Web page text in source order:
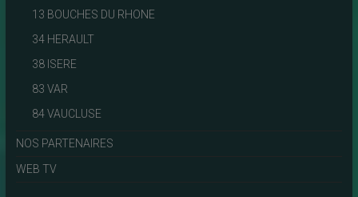
13 BOUCHES DU RHONE
34 HERAULT
38 ISERE
83 VAR
84 VAUCLUSE
NOS PARTENAIRES
WEB TV